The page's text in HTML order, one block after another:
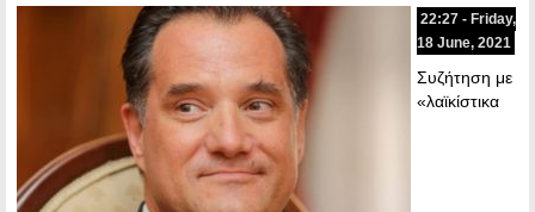
22:27 - Friday,
18 June, 2021
Συζήτηση με
«λαϊκίστικα